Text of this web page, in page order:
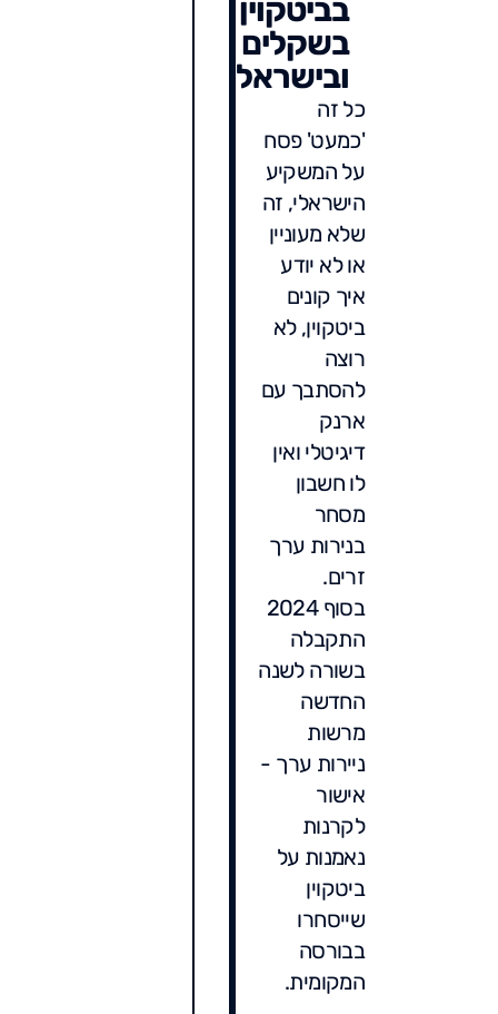
בביטקוין
בשקלים
ובישראל
כל זה
'כמעט' פסח
על המשקיע
הישראלי, זה
שלא מעוניין
או לא יודע
איך קונים
ביטקוין, לא
רוצה
להסתבך עם
ארנק
דיגיטלי ואין
לו חשבון
מסחר
בנירות ערך
זרים.
בסוף 2024
התקבלה
בשורה לשנה
החדשה
מרשות
ניירות ערך -
אישור
לקרנות
נאמנות על
ביטקוין
שייסחרו
בבורסה
המקומית.